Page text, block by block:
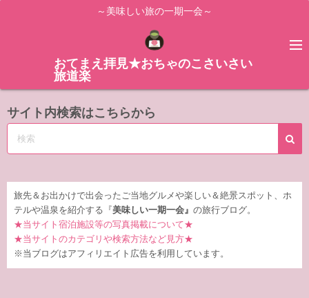
ス
ッ
～美味しい旅の一期一会～
おてまえ拝見★おちゃのこさいさい
旅道楽
サイト内検索はこちらから
旅先＆お出かけで出会ったご当地グルメや楽しい＆絶景スポット、ホ
テルや温泉を紹介する『 美味しい一期一会』 の旅行ブログ。
★当サイト宿泊施設等の写真掲載について★
★当サイトのカテゴリや検索方法など見方★
※当ブログはアフィリエイト広告を利用しています。